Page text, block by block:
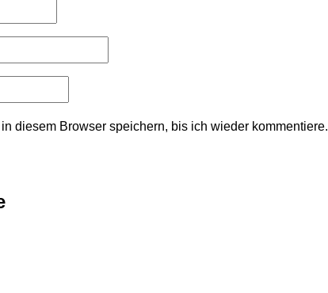
diesem Browser speichern, bis ich wieder kommentiere.